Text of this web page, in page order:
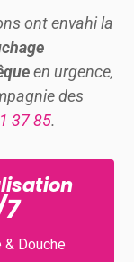
ont envahi la
en urgence,
des
37 85.
Douche